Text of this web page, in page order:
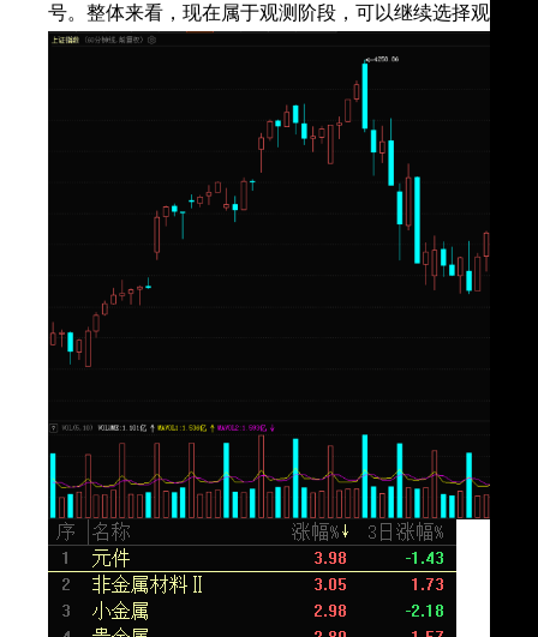
号。整体来看，现在属于观测阶段，可以继续选择观望。